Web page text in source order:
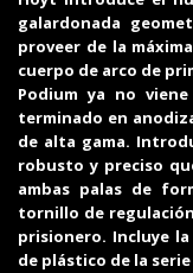
galardonada
proveer de la
cuerpo de arco de
Podium ya no
terminado en
de alta gama.
robusto y preciso
ambas palas de
tornillo de
prisionero. Incluye
de plástico de la